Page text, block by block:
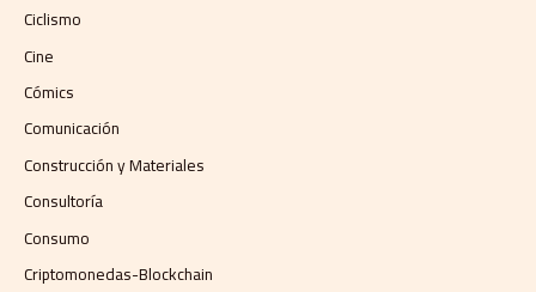
Ciclismo
Cine
Cómics
Comunicación
Construcción y Materiales
Consultoría
Consumo
Criptomonedas-Blockchain